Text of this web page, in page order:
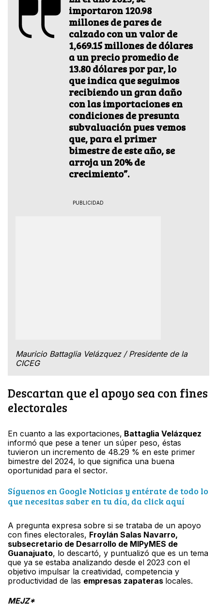
importaron 120.98
millones de pares de
calzado con un valor de
1,669.15 millones de dólares
a un precio promedio de
13.80 dólares por par, lo
que indica que seguimos
recibiendo un gran daño
con las importaciones en
condiciones de presunta
subvaluación pues vemos
que, para el primer
bimestre de este año, se
arroja un 20% de
crecimiento”.
PUBLICIDAD
Mauricio Battaglia Velázquez / Presidente de la
CICEG
Descartan que el apoyo sea con fines
electorales
En cuanto a las exportaciones, Battaglia Velázquez
informó que pese a tener un súper peso, éstas
tuvieron un incremento de 48.29 % en este primer
bimestre del 2024, lo que significa una buena
oportunidad para el sector.
Síguenos en Google Noticias y entérate de todo lo
que necesitas saber en tu día, da click aquí
A pregunta expresa sobre si se trataba de un apoyo
con fines electorales, Froylán Salas Navarro,
subsecretario de Desarrollo de MIPyMES de
Guanajuato, lo descartó, y puntualizó que es un tema
que ya se estaba analizando desde el 2023 con el
objetivo impulsar la creatividad, competencia y
productividad de las empresas zapateras locales.
MEJZ*